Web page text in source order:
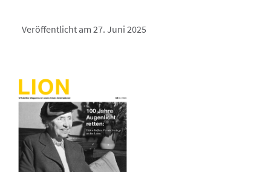
Veröffentlicht am 27. Juni 2025